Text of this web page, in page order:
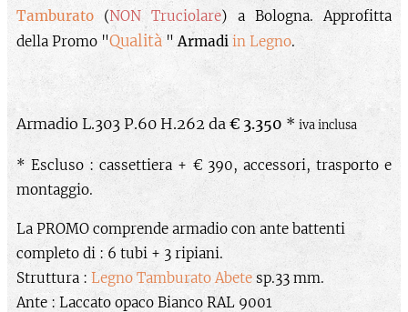
Tamburato (NON Truciolare) a Bologna. Approfitta
della Promo "Qualità "Armadi in Legno.
Armadio L.303 P.60 H.262 da€ 3.350 * iva inclusa
* Escluso : cassettiera + € 390, accessori, trasporto e
montaggio.
La PROMO comprende armadio con ante battenti
completo di : 6 tubi + 3 ripiani.
Struttura : Legno Tamburato Abete sp.33 mm.
Ante : Laccato opaco Bianco RAL 9001